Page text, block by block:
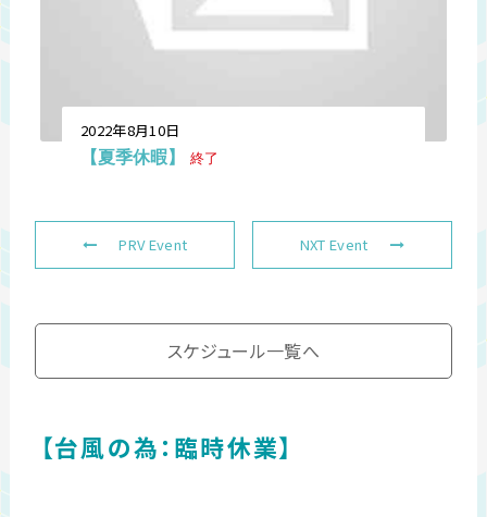
2022年8月10日
【夏季休暇】 終了
PRV Event NXT Event
スケジュール一覧へ
【台風の為：臨時休業】